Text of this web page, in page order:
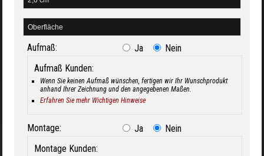
Aufmaß: Ja
Nein
Aufmaß Kunden:
Wenn Sie keinen Aufmaß wünschen, fertigen wir Ihr Wunschprodukt
anhand Ihrer Zeichnung und den angegebenen Maßen.
Erfahren Sie mehr Wichtigen Hinweise
Montage: Ja
Nein
Montage Kunden: